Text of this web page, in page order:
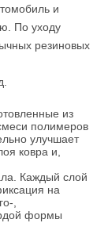
и
По уходу
резиновых
из
полимеров
улучшает
ковра и,
Каждый слой
на
,
формы